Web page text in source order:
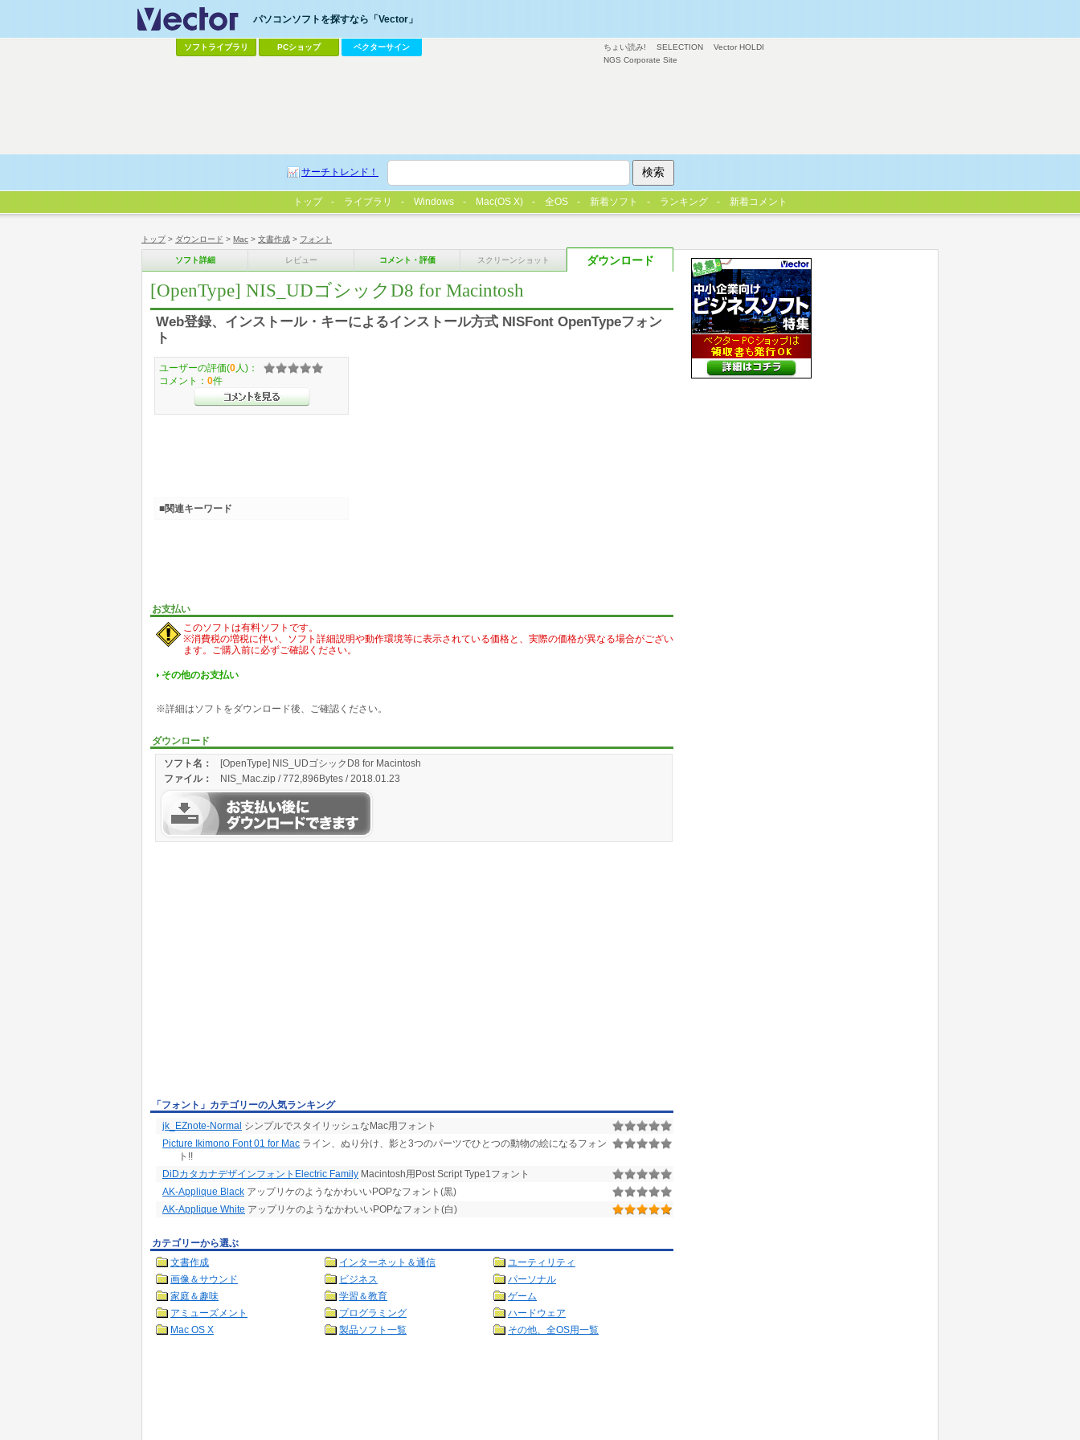
トップ> ダウンロード > Mac > 文書作成 > フォント
ソフト詳細 レビュー コメント・評価 スクリーンショット ダウンロード
[OpenType] NIS_UDゴシックD8 for Macintosh
Web登録、インストール・キーによるインストール方式 NISFont OpenTypeフォン
ト
お支払い
このソフトは有料ソフトです。
※消費税の増税に伴い、ソフト詳細説明や動作環境等に表示されている価格と、実際の価格が異なる場合がござい
ます。ご購入前に必ずご確認ください。
その他のお支払い
※詳細はソフトをダウンロード後、ご確認ください。
ダウンロード
ソフト名：
[OpenType] NIS_UDゴシックD8 for Macintosh
ファイル：
NIS_Mac.zip / 772,896Bytes / 2018.01.23
ユーザーの評価(0 人)：
コメント： 0件
■関連キーワード
「フォント」カテゴリーの人気ランキング
jk_EZnote-Normal シンプルでスタイリッシュなMac用フォント
Picture Ikimono Font 01 for Mac ライン、ぬり分け、影と3つのパーツでひとつの動物の絵になるフォン
ト!!
DiDカタカナデザインフォントElectric Family Macintosh用Post Script Type1フォント
AK-Applique Black アップリケのようなかわいいPOPなフォント(黒)
AK-Applique White アップリケのようなかわいいPOPなフォント(白)
カテゴリーから選ぶ
文書作成
インターネット＆通信
ユーティリティ
画像＆サウンド
ビジネス
パーソナル
家庭＆趣味
学習＆教育
ゲーム
アミューズメント
プログラミング
ハードウェア
Mac OS X
製品ソフト一覧 その他、全OS用一覧
ちょい読み! SELECTION
Vector HOLDI
NGS Corporate Site
パソコンソフトを探すなら「Vector」
ソフトライブラリ PCショップ ベクターサイン
サーチトレンド！
トップ ライブラリ Windows Mac(OS X) 全OS 新着ソフト ランキング 新着コメント